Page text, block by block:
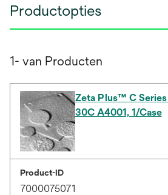
Productopties
1- van Producten
Zeta Plus™ C
30C A4001, 1/Case
Product-ID
7000075071